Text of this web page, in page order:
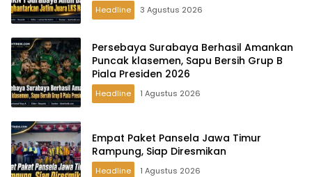
Headline 3 Agustus 2026
Persebaya Surabaya Berhasil Amankan
Puncak klasemen, Sapu Bersih Grup B
Piala Presiden 2026
Headline 1 Agustus 2026
Empat Paket Pansela Jawa Timur
Rampung, Siap Diresmikan
Headline 1 Agustus 2026